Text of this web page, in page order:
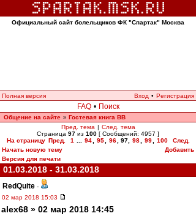
Официальный сайт болельщиков ФК "Спартак" Москва
Полная версия Вход • Регистрация
FAQ • Поиск
Общение на сайте » Гостевая книга ВВ
Пред. тема | След. тема
Страница 97 из 100 [ Сообщений: 4957 ]
На страницу Пред. 1 94 95 96 97, 98 99 100
След.
Начать новую тему
Добавить
Версия для печати
01.03.2018 - 31.03.2018
RedQuite -
02 мар 2018 15:03
alex68 » 02 мар 2018 14:45